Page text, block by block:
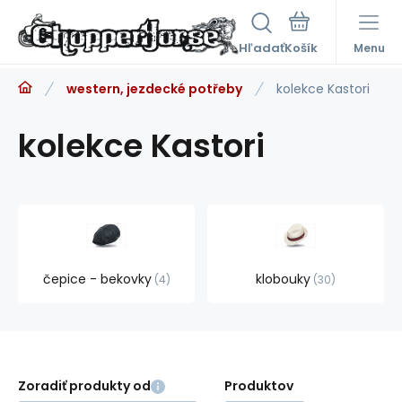
Hľadať Menu
western, jezdecké potřeby kolekce Kastori
kolekce Kastori
čepice - bekovky 4 klobouky 30
Zoradiť produkty od Produktov